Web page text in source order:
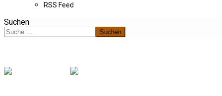
RSS Feed
Suchen
Suchen